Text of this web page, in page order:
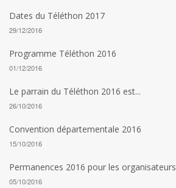
Dates du Téléthon 2017
29/12/2016
Programme Téléthon 2016
01/12/2016
Le parrain du Téléthon 2016 est...
26/10/2016
Convention départementale 2016
15/10/2016
Permanences 2016 pour les organisateurs
05/10/2016